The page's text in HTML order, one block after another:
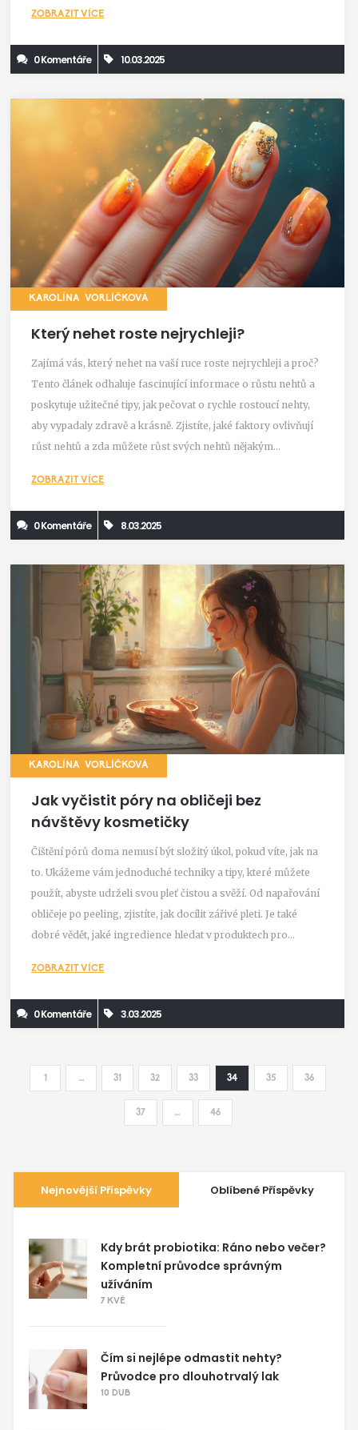
vybrat ten správný lak.
ZOBRAZIT VÍCE
0 Komentáře 10.03.2025
KAROLÍNA VORLÍČKOVÁ
Který nehet roste nejrychleji?
Zajímá vás, který nehet na vaší ruce roste nejrychleji a proč?
Tento článek odhaluje fascinující informace o růstu nehtů a
poskytuje užitečné tipy, jak pečovat o rychle rostoucí nehty,
aby vypadaly zdravě a krásně. Zjistíte, jaké faktory ovlivňují
růst nehtů a zda můžete růst svých nehtů nějakým
ZOBRAZIT VÍCE
0 Komentáře 8.03.2025
KAROLÍNA VORLÍČKOVÁ
Jak vyčistit póry na obličeji bez
návštěvy kosmetičky
Čištění pórů doma nemusí být složitý úkol, pokud víte, jak na
to. Ukážeme vám jednoduché techniky a tipy, které můžete
použít, abyste udrželi svou pleť čistou a svěží. Od napařování
obličeje po peeling, zjistíte, jak docílit zářivé pleti. Je také
dobré vědět, jaké ingredience hledat v produktech pro
ZOBRAZIT VÍCE
0 Komentáře 3.03.2025
1 … 31 32 33 34 35 36
37 … 46
Nejnovější Příspěvky Oblíbené Příspěvky
Kdy brát probiotika: Ráno nebo večer?
Kompletní průvodce správným
užíváním
7 KVĚ
Čím si nejlépe odmastit nehty?
Průvodce pro dlouhotrvalý lak
10 DUB